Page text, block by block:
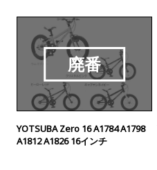
廃番
YOTSUBA Zero 16 A1784 A1798
A1812 A1826 16インチ